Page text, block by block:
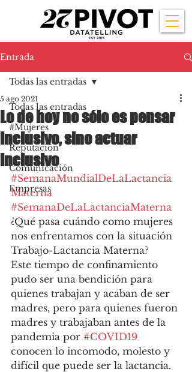
Entrada
Todas las entradas
#Mujeres
Reputación
Comunicación
Empresas
Todas las entradas
Lo de hoy no sólo es pensar
inclusivo, sino actuar
inclusivo
5 ago 2021
#SemanaMundialDeLaLactancia
Materna
#SemanaDeLaLactanciaMaterna
¿Qué pasa cuándo como mujeres
nos enfrentamos con la situación
Trabajo-Lactancia Materna?
Este tiempo de confinamiento
pudo ser una bendición para
quienes trabajan y acaban de ser
madres, pero para quienes fueron
madres y trabajaban antes de la
pandemia por #COVID19
conocen lo incomodo, molesto y
difícil que puede ser la lactancia.